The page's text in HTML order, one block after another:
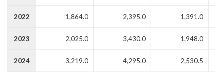
2022 1,864.0 2,395.0 1,391.0
2023 2,025.0 3,430.0 1,948.0
2024 3,219.0 4,295.0 2,530.5